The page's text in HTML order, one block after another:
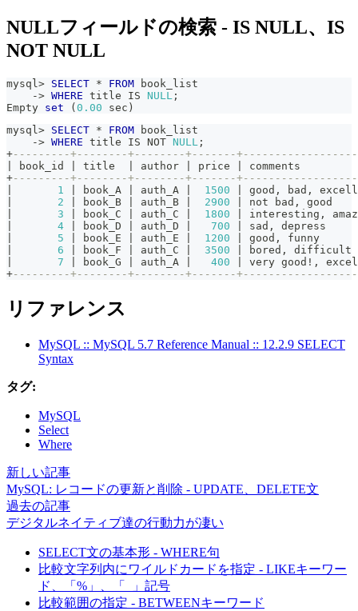
NULLフィールドの検索 - IS NULL、IS
NOT NULL
mysql> SELECT * FROM book_list
-> WHERE title IS NULL ;
Empty set ( 0.00 sec )
mysql> SELECT * FROM book_list
-> WHERE title IS NOT NULL ;
+---------+--------+--------+-------
book_id title author price
+---------+--------+--------+-------
1 book_A auth_A 1500 good , bad ,
2 book_B auth_B 2900 not bad ,
3 book_C auth_C 1800 interesting ,
4 book_D auth_D 700 sad ,
5 book_E auth_E 1200 good ,
6 book_F auth_C 3500 bored ,
7 book_G auth_A 400 very good ! ,
+---------+--------+--------+-------
リファレンス
MySQL :: MySQL 5.7 Reference Manual :: 12.2.9 SELECT
Syntax
タグ:
MySQL
Select
Where
新しい記事
MySQL: レコードの更新と削除 - UPDATE、DELETE文
過去の記事
デジタルネイティブ達の行動力が凄い
SELECT文の基本形 - WHERE句
比較文字列内にワイルドカードを指定 - LIKEキーワー
ド、「%」、「_」記号
比較範囲の指定 - BETWEENキーワード